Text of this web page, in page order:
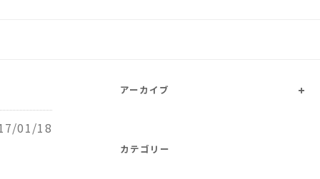
01/18
アーカイブ +
カテゴリー